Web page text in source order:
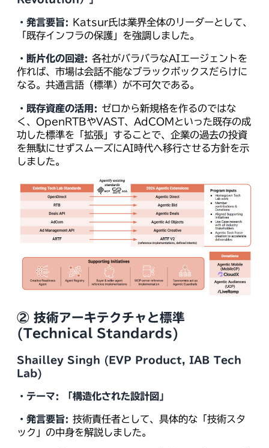
・発言要旨:
Katsur氏は業界全体のリーダーとして、
「既存インフラの保護」を強調しました。
・断片化の回避: 各社がバラバラなAIエージェントを
作れば、市場は会話不能なブラックボックスだらけに
なる。共通言語（標準）が不可欠である。
・既存資産の活用: ゼロから新規格を作るのではな
く、OpenRTBやVAST、AdCOMといった既存の成
功した標準を「拡張」することで、企業の過去の投資
を無駄にせずスムーズにAI時代へ移行させる方針を示
しました。
② 技術アーキテクチャと標準
(Technical Standards)
Shailley Singh (EVP Product, IAB Tech
Lab)
・テーマ: 「構造化された設計図」
・発言要旨: 技術責任者として、具体的な「技術スタ
ック」の中身を解説しました。